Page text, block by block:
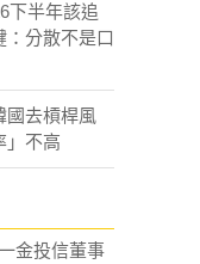
下半年該追
：分散不是口
國去槓桿風
」不高
金投信董事